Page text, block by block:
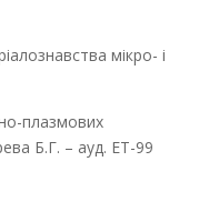
мікро- і
плазмових
Б.Г. – ауд. ЕТ-99